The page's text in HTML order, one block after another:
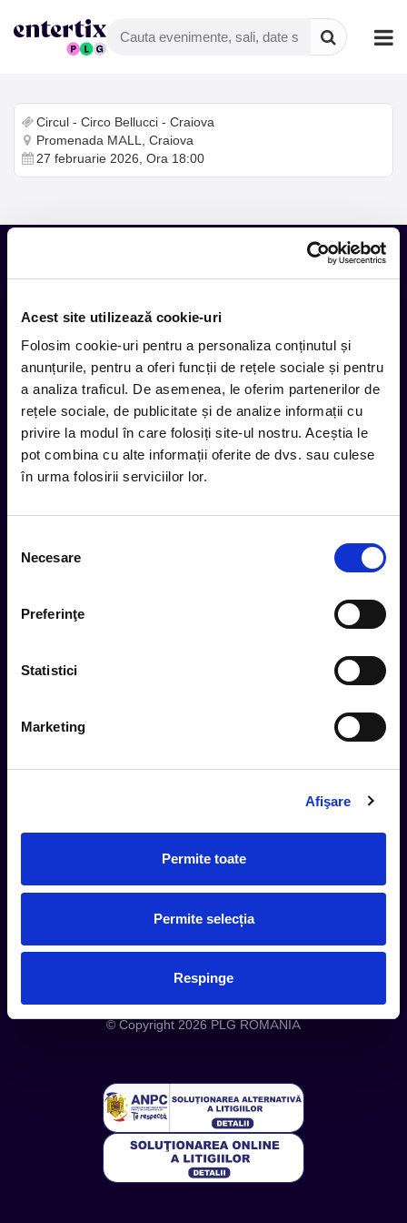
Acest site utilizează cookie-uri
Folosim cookie-uri pentru a personaliza conținutul și
anunțurile, pentru a oferi funcții de rețele sociale și pentru
a analiza traficul. De asemenea, le oferim partenerilor de
rețele sociale, de publicitate și de analize informații cu
privire la modul în care folosiți site-ul nostru. Aceștia le
pot combina cu alte informații oferite de dvs. sau culese
în urma folosirii serviciilor lor.
consimțământului
Necesare
Preferinţe
Statistici
Marketing
Afişare
Permite toate
Permite selecția
Respinge
Circul - Circo Bellucci - Craiova
Promenada MALL, Craiova
27 februarie 2026, Ora 18:00
inbox.
Aboneaza-te la newsletter-ul nostru, fii primul la care ajung
evenimentele noi.
Subscribe
Metode plata
Magazine partenere
Termeni si Conditii
Despre noi
Politica Cookies
Telefon: +4 0748 110 111 (Luni - Vineri 12.00-16.00) | E-mail:
contact@entertix.ro
© Copyright 2026 PLG ROMANIA